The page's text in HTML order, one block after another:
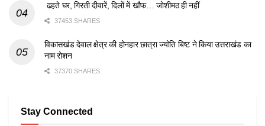
ढहते घर, गिरती दीवारें, दिलों में खौफ… जोशीमठ ही नहीं
37453 SHARES
विकासखंड देवाल क्षेत्र की होनहार छात्रा ज्योति बिष्ट ने किया उत्तराखंड का
नाम रोशन
37370 SHARES
Stay Connected